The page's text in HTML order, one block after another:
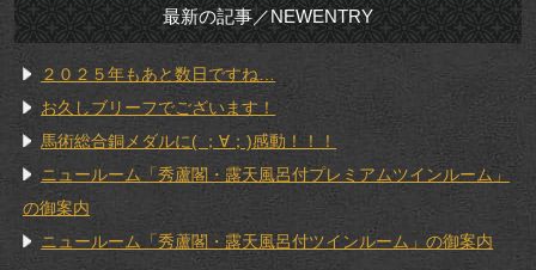
最新の記事／NEWENTRY
２０２５年もあと数日ですね…
お久しブリーフでございます！
馬術総合銅メダルに( ；∀；)感動！！！
ニュールーム「秀蘆閣・露天風呂付プレミアムツインルーム」
の御案内
ニュールーム「秀蘆閣・露天風呂付ツインルーム」の御案内